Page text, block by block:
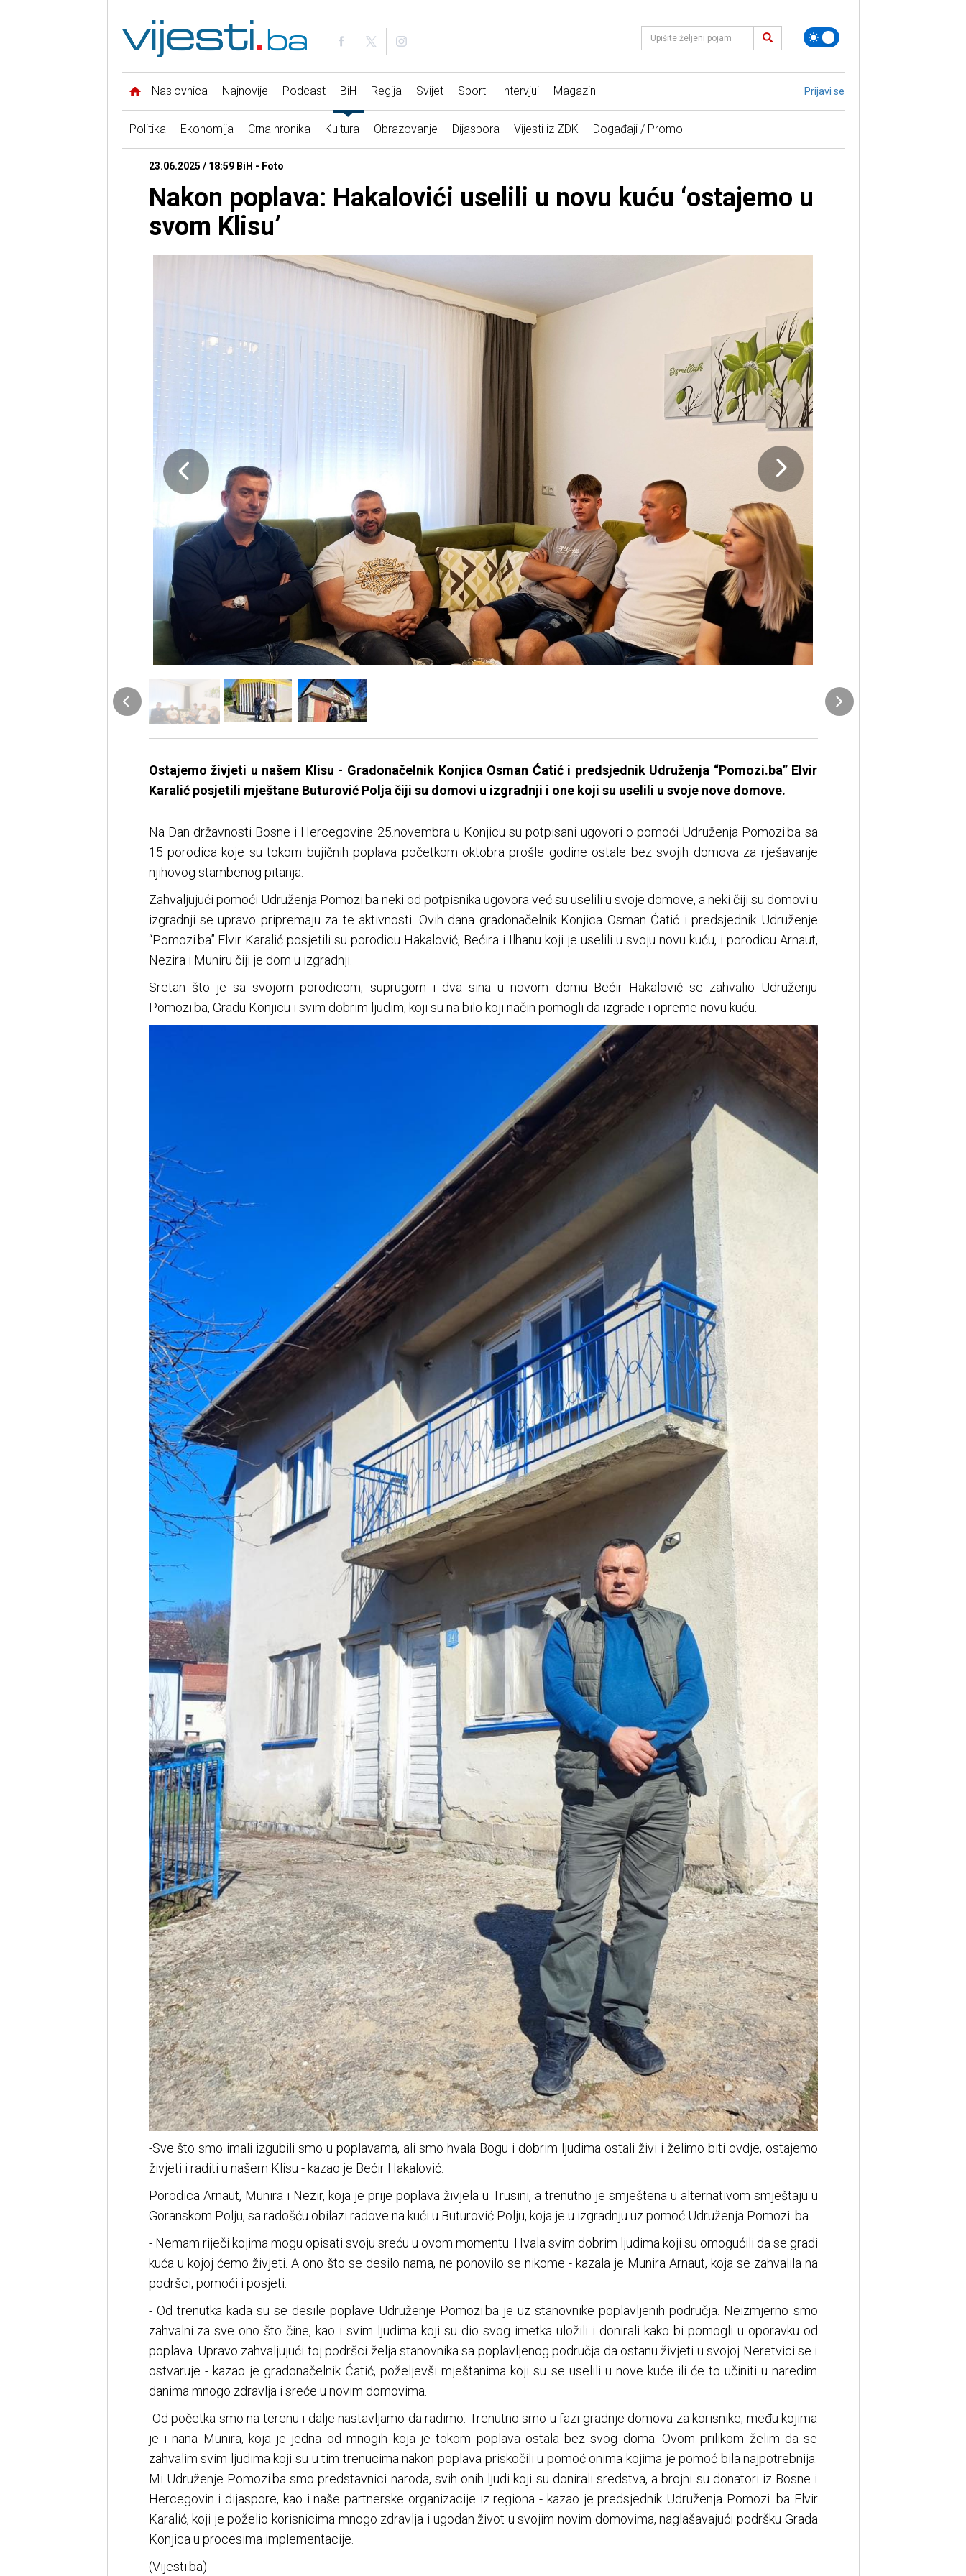
Naslovnica Najnovije Podcast BiH Regija Svijet Sport Intervjui Magazin Prijavi se
Politika Ekonomija Crna hronika Kultura Obrazovanje Dijaspora Vijesti iz ZDK Događaji / Promo
23.06.2025 / 18:59 BiH - Foto
Nakon poplava: Hakalovići uselili u novu kuću ‘ostajemo u
svom Klisu’
Ostajemo živjeti u našem Klisu - Gradonačelnik Konjica Osman Ćatić i predsjednik Udruženja “Pomozi.ba” Elvir
Karalić posjetili mještane Buturović Polja čiji su domovi u izgradnji i one koji su uselili u svoje nove domove.
Na Dan državnosti Bosne i Hercegovine 25.novembra u Konjicu su potpisani ugovori o pomoći Udruženja Pomozi.ba sa
15 porodica koje su tokom bujičnih poplava početkom oktobra prošle godine ostale bez svojih domova za rješavanje
njihovog stambenog pitanja.
Zahvaljujući pomoći Udruženja Pomozi.ba neki od potpisnika ugovora već su uselili u svoje domove, a neki čiji su domovi u
izgradnji se upravo pripremaju za te aktivnosti. Ovih dana gradonačelnik Konjica Osman Ćatić i predsjednik Udruženje
“Pomozi.ba” Elvir Karalić posjetili su porodicu Hakalović, Bećira i Ilhanu koji je uselili u svoju novu kuću, i porodicu Arnaut,
Nezira i Muniru čiji je dom u izgradnji.
Sretan što je sa svojom porodicom, suprugom i dva sina u novom domu Bećir Hakalović se zahvalio Udruženju
Pomozi.ba, Gradu Konjicu i svim dobrim ljudim, koji su na bilo koji način pomogli da izgrade i opreme novu kuću.
-Sve što smo imali izgubili smo u poplavama, ali smo hvala Bogu i dobrim ljudima ostali živi i želimo biti ovdje, ostajemo
živjeti i raditi u našem Klisu - kazao je Bećir Hakalović.
Porodica Arnaut, Munira i Nezir, koja je prije poplava živjela u Trusini, a trenutno je smještena u alternativom smještaju u
Goranskom Polju, sa radošću obilazi radove na kući u Buturović Polju, koja je u izgradnju uz pomoć Udruženja Pomozi .ba.
- Nemam riječi kojima mogu opisati svoju sreću u ovom momentu. Hvala svim dobrim ljudima koji su omogućili da se gradi
kuća u kojoj ćemo živjeti. A ono što se desilo nama, ne ponovilo se nikome - kazala je Munira Arnaut, koja se zahvalila na
podršci, pomoći i posjeti.
- Od trenutka kada su se desile poplave Udruženje Pomozi.ba je uz stanovnike poplavljenih područja. Neizmjerno smo
zahvalni za sve ono što čine, kao i svim ljudima koji su dio svog imetka uložili i donirali kako bi pomogli u oporavku od
poplava. Upravo zahvaljujući toj podršci želja stanovnika sa poplavljenog područja da ostanu živjeti u svojoj Neretvici se i
ostvaruje - kazao je gradonačelnik Ćatić, poželjevši mještanima koji su se uselili u nove kuće ili će to učiniti u naredim
danima mnogo zdravlja i sreće u novim domovima.
-Od početka smo na terenu i dalje nastavljamo da radimo. Trenutno smo u fazi gradnje domova za korisnike, među kojima
je i nana Munira, koja je jedna od mnogih koja je tokom poplava ostala bez svog doma. Ovom prilikom želim da se
zahvalim svim ljudima koji su u tim trenucima nakon poplava priskočili u pomoć onima kojima je pomoć bila najpotrebnija.
Mi Udruženje Pomozi.ba smo predstavnici naroda, svih onih ljudi koji su donirali sredstva, a brojni su donatori iz Bosne i
Hercegovin i dijaspore, kao i naše partnerske organizacije iz regiona - kazao je predsjednik Udruženja Pomozi .ba Elvir
Karalić, koji je poželio korisnicima mnogo zdravlja i ugodan život u svojim novim domovima, naglašavajući podršku Grada
Konjica u procesima implementacije.
(Vijesti.ba)